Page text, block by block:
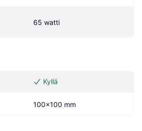
65 watti
Kyllä
100x100 mm